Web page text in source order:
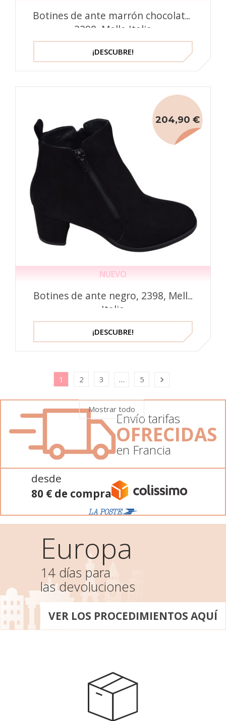
Botines de ante marrón chocolate,
2398, Mella Italia
¡DESCUBRE!
NUEVO
Botines de ante negro, 2398, Mella
Italia
204,90 €
¡DESCUBRE!
1 2 3 … 5 
Mostrar todo
Envío tarifas
OFRECIDAS
en Francia
desde
80 € de compra
Europa
14 días para
las devoluciones
VER LOS PROCEDIMIENTOS AQUÍ